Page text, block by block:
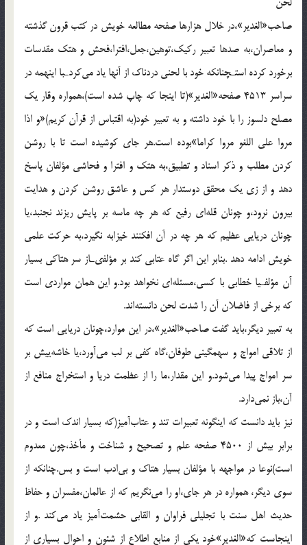
صاحب«الغدير»،در خلال هزارها صفحه مطالعه خويش در كتب قرون گذشته
و معاصران،به صدها تعبير ركيك،توهين،جعل،افترا،فحش و هتك مقدسات
برخورد كرده استـچنانكه خود با لحنى دردناك از آنها ياد مى‌كردـبا اينهمه در
سراسر 4513 صفحه«الغدير»(تا اينجا كه چاپ شده است)،همواره وقار يك
مصلح دلسوز را با خود داشته و به تعبير خود(به اقتباس از قرآن كريم)«و اذا
مروا على اللغو مروا كراما»بوده است.هر جاى كوشيده است تا با روشن
كردن مطلب و ذكر اسناد و تطبيق،به هتك و افترا و فحاشى مؤلفان پاسخ
دهد و از زى يك محقق دوستدار هر كس و عاشق روشن كردن و هدايت
بيرون نرود،و چونان قله‌اى رفيع كه هر چه ماسه بر پايش ريزند نجنبد،يا
چونان دريايى عظيم كه هر چه در آن افكنند خيزابه نگيرد،به حركت علمى
خويش ادامه دهد .بنابر اين اگر گاه عتابى كند بر مؤلفىـاز سر هتاكى بسيار
آن مؤلفـيا خطابى با كسى،مسئله‌اى نخواهد بود.و اين همان مواردى است
كه برخى از فاضلان آن را شدت لحن دانسته‌اند.
به تعبير ديگر،بايد گفت صاحب«الغدير»،در اين موارد،چونان دريايى است كه
از تلاقى امواج و سهمگينى طوفان،گاه كفى بر لب مى‌آورد،يا خاشه‌ييش بر
سر امواج پيدا مى‌شود.و اين مقدار،ما را از عظمت دريا و استخراج منافع از
آن،باز نمى‌دارد.
نيز بايد دانست كه اينگونه تعبيرات تند و عتاب‌آميز(كه بسيار اندك است و در
برابر بيش از 4500 صفحه علم و تصحيح و شناخت و مأخذ،چون معدوم
است)نوعا در مواجهه با مؤلفان بسيار هتاك و بى‌ادب است و بس.چنانكه از
سوى ديگر، همواره در هر جاى،او را مى‌نگريم كه از عالمان،مفسران و حفاظ
حديث اهل سنت با تجليلى فراوان و القابى حشمت‌آميز ياد مى‌كند .و از
اينجاست كه«الغدير»خود يكى از منابع اطلاع از شئون و احوال بسيارى از